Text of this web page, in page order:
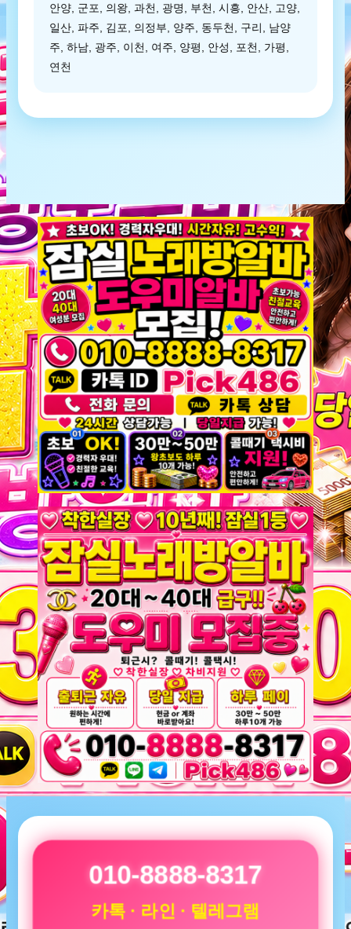
안양, 군포, 의왕, 과천, 광명, 부천, 시흥, 안산, 고양,
일산, 파주, 김포, 의정부, 양주, 동두천, 구리, 남양
주, 하남, 광주, 이천, 여주, 양평, 안성, 포천, 가평,
연천
010-8888-8317
카톡 · 라인 · 텔레그램